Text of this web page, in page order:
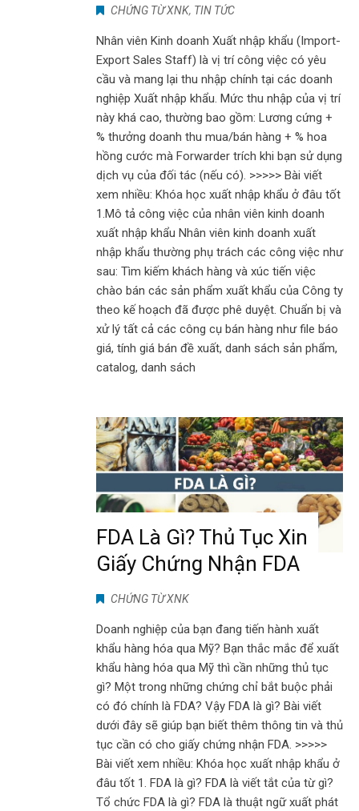
CHỨNG TỪ XNK, TIN TỨC
Nhân viên Kinh doanh Xuất nhập khẩu (Import-
Export Sales Staff) là vị trí công việc có yêu
cầu và mang lại thu nhập chính tại các doanh
nghiệp Xuất nhập khẩu. Mức thu nhập của vị trí
này khá cao, thường bao gồm: Lương cứng +
% thưởng doanh thu mua/bán hàng + % hoa
hồng cước mà Forwarder trích khi bạn sử dụng
dịch vụ của đối tác (nếu có). >>>>> Bài viết
xem nhiều: Khóa học xuất nhập khẩu ở đâu tốt
1.Mô tả công việc của nhân viên kinh doanh
xuất nhập khẩu Nhân viên kinh doanh xuất
nhập khẩu thường phụ trách các công việc như
sau: Tìm kiếm khách hàng và xúc tiến việc
chào bán các sản phẩm xuất khẩu của Công ty
theo kế hoạch đã được phê duyệt. Chuẩn bị và
xử lý tất cả các công cụ bán hàng như file báo
giá, tính giá bán đề xuất, danh sách sản phẩm,
catalog, danh sách
FDA Là Gì? Thủ Tục Xin
Giấy Chứng Nhận FDA
CHỨNG TỪ XNK
Doanh nghiệp của bạn đang tiến hành xuất
khẩu hàng hóa qua Mỹ? Bạn thắc mắc để xuất
khẩu hàng hóa qua Mỹ thì cần những thủ tục
gì? Một trong những chứng chỉ bắt buộc phải
có đó chính là FDA? Vậy FDA là gì? Bài viết
dưới đây sẽ giúp bạn biết thêm thông tin và thủ
tục cần có cho giấy chứng nhận FDA. >>>>>
Bài viết xem nhiều: Khóa học xuất nhập khẩu ở
đâu tốt 1. FDA là gì? FDA là viết tắt của từ gì?
Tổ chức FDA là gì? FDA là thuật ngữ xuất phát